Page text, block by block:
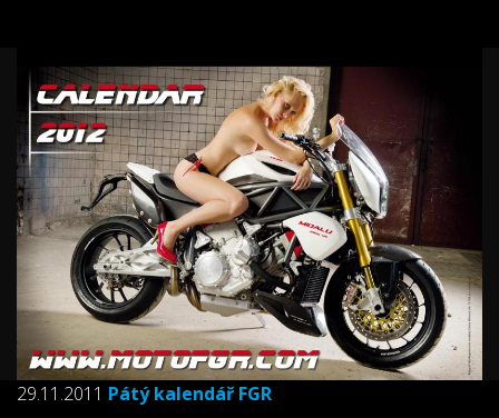
29.11.2011 Pátý kalendář FGR